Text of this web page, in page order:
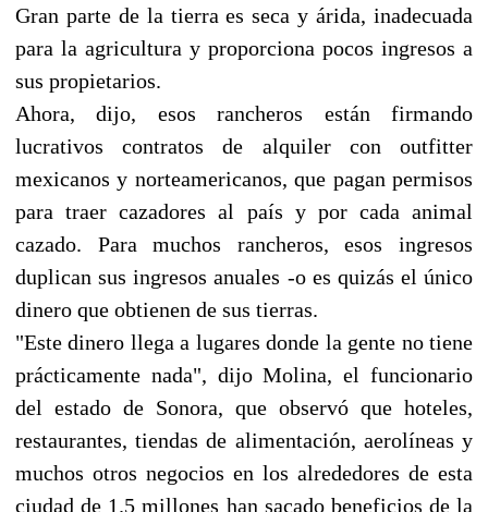
Gran parte de la tierra es seca y árida, inadecuada
para la agricultura y proporciona pocos ingresos a
sus propietarios.
Ahora, dijo, esos rancheros están firmando
lucrativos contratos de alquiler con outfitter
mexicanos y norteamericanos, que pagan permisos
para traer cazadores al país y por cada animal
cazado. Para muchos rancheros, esos ingresos
duplican sus ingresos anuales -o es quizás el único
dinero que obtienen de sus tierras.
"Este dinero llega a lugares donde la gente no tiene
prácticamente nada", dijo Molina, el funcionario
del estado de Sonora, que observó que hoteles,
restaurantes, tiendas de alimentación, aerolíneas y
muchos otros negocios en los alrededores de esta
ciudad de 1.5 millones han sacado beneficios de la